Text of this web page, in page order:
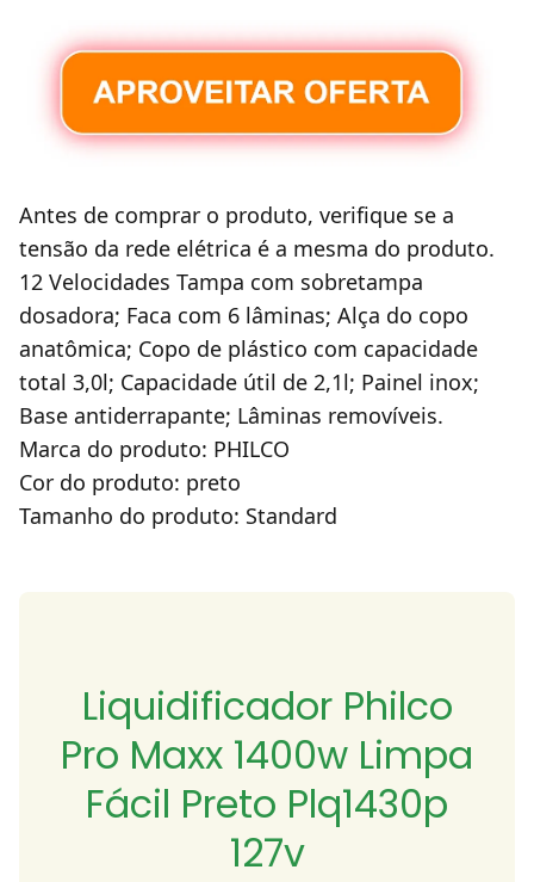
Antes de comprar o produto, verifique se a
tensão da rede elétrica é a mesma do produto.
12 Velocidades Tampa com sobretampa
dosadora; Faca com 6 lâminas; Alça do copo
anatômica; Copo de plástico com capacidade
total 3,0l; Capacidade útil de 2,1l; Painel inox;
Base antiderrapante; Lâminas removíveis.
Marca do produto: PHILCO
Cor do produto: preto
Tamanho do produto: Standard
Liquidificador Philco
Pro Maxx 1400w Limpa
Fácil Preto Plq1430p
127v